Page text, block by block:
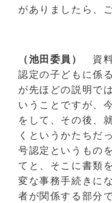
がありましたら、
（池田委員）
資料
認定の子どもに係
が先ほどの説明で
いうことですが、
をして、その後、
くというかたちだ
号認定というもの
てと、そこに書類
変な事務手続きに
者が関係する部分